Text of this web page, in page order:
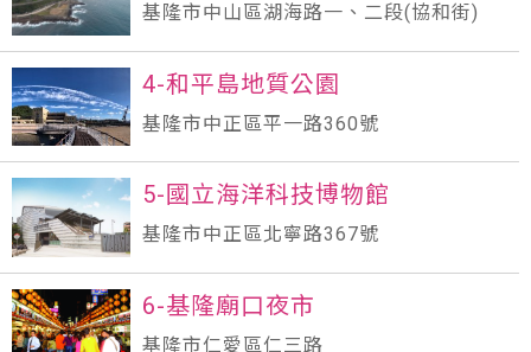
基隆市中山區湖海路一、二段(協和街)
4-和平島地質公園
基隆市中正區平一路360號
5-國立海洋科技博物館
基隆市中正區北寧路367號
6-基隆廟口夜市
基隆市仁愛區仁三路